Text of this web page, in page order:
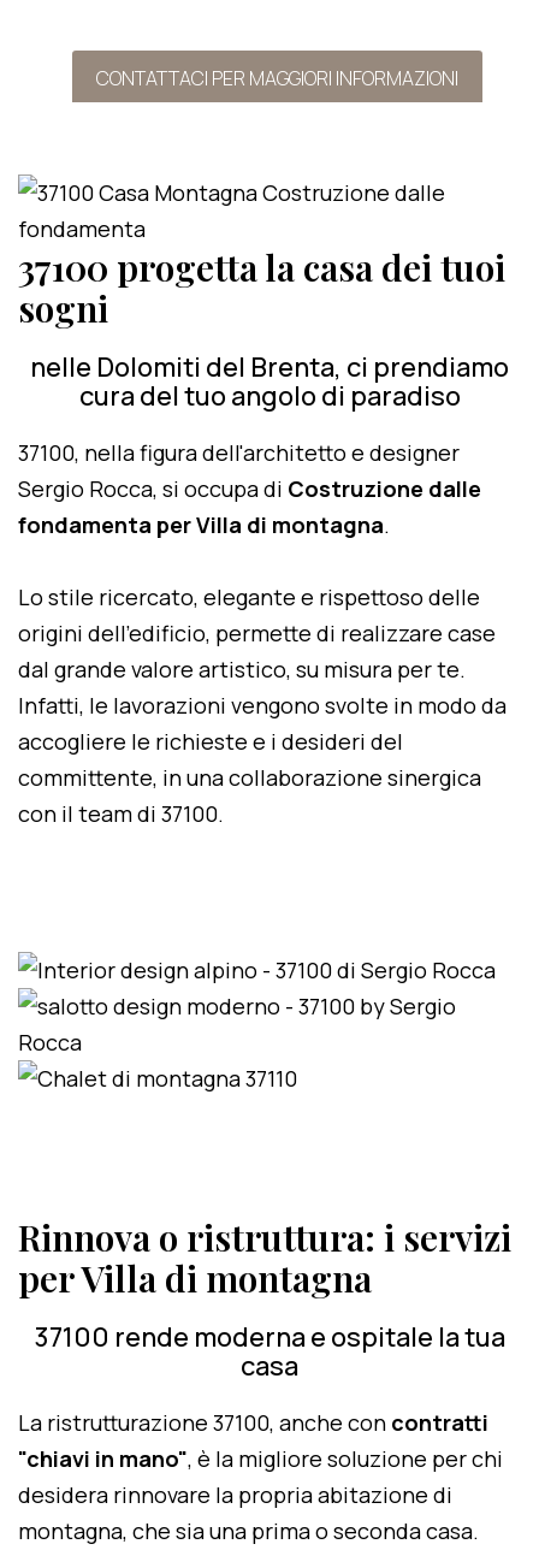
CONTATTACI PER MAGGIORI INFORMAZIONI
37100 progetta la casa dei tuoi
sogni
nelle Dolomiti del Brenta, ci prendiamo
cura del tuo angolo di paradiso
37100, nella figura dell'architetto e designer
Sergio Rocca, si occupa di Costruzione dalle
fondamenta per Villa di montagna.
Lo stile ricercato, elegante e rispettoso delle
origini dell'edificio, permette di realizzare case
dal grande valore artistico, su misura per te.
Infatti, le lavorazioni vengono svolte in modo da
accogliere le richieste e i desideri del
committente, in una collaborazione sinergica
con il team di 37100.
Rinnova o ristruttura: i servizi
per Villa di montagna
37100 rende moderna e ospitale la tua
casa
La ristrutturazione 37100, anche con contratti
"chiavi in mano", è la migliore soluzione per chi
desidera rinnovare la propria abitazione di
montagna, che sia una prima o seconda casa.